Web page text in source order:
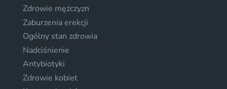
Zdrowie mężczyzn
Zaburzenia erekcji
Ogólny stan zdrowia
Nadciśnienie
Antybiotyki
Zdrowie kobiet